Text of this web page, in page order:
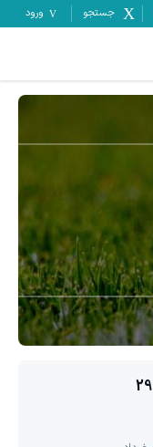
جستجو ورود
29